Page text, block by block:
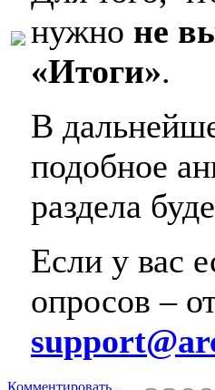
нужно не
«Итоги».
В
подобное
раздела
Если у вас
опросов –
Комментировать...